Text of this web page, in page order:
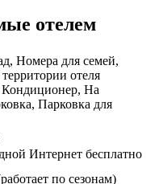
отелем
Номера для семей,
отеля
Кондиционер, На
Парковка для
Интернет бесплатно
по сезонам)